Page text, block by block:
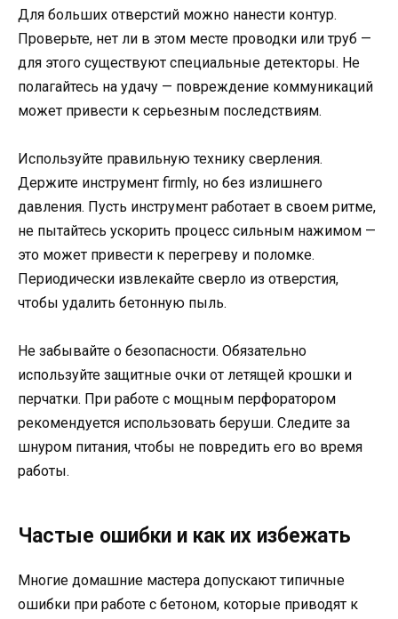
Для больших отверстий можно нанести контур.
Проверьте, нет ли в этом месте проводки или труб —
для этого существуют специальные детекторы. Не
полагайтесь на удачу — повреждение коммуникаций
может привести к серьезным последствиям.
Используйте правильную технику сверления.
Держите инструмент firmly, но без излишнего
давления. Пусть инструмент работает в своем ритме,
не пытайтесь ускорить процесс сильным нажимом —
это может привести к перегреву и поломке.
Периодически извлекайте сверло из отверстия,
чтобы удалить бетонную пыль.
Не забывайте о безопасности. Обязательно
используйте защитные очки от летящей крошки и
перчатки. При работе с мощным перфоратором
рекомендуется использовать беруши. Следите за
шнуром питания, чтобы не повредить его во время
работы.
Частые ошибки и как их избежать
Многие домашние мастера допускают типичные
ошибки при работе с бетоном, которые приводят к